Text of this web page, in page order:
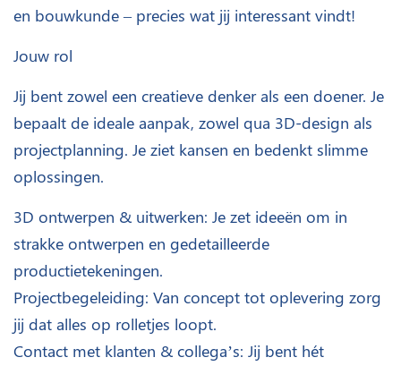
en bouwkunde – precies wat jij interessant vindt!
Jouw rol
Jij bent zowel een creatieve denker als een doener. Je
bepaalt de ideale aanpak, zowel qua 3D-design als
projectplanning. Je ziet kansen en bedenkt slimme
oplossingen.
3D ontwerpen & uitwerken: Je zet ideeën om in
strakke ontwerpen en gedetailleerde
productietekeningen.
Projectbegeleiding: Van concept tot oplevering zorg
jij dat alles op rolletjes loopt.
Contact met klanten & collega’s: Jij bent hét